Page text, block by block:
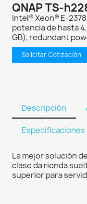
QNAP TS-
Intel® Xeon® E-
potencia de hasta
GB), redundant
Solicitar Cotización
Descripción
Especificaciones
La mejor solución
clase da rienda
superior para